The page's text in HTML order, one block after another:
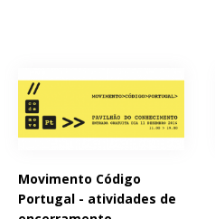
Movimento Código
Portugal - atividades de